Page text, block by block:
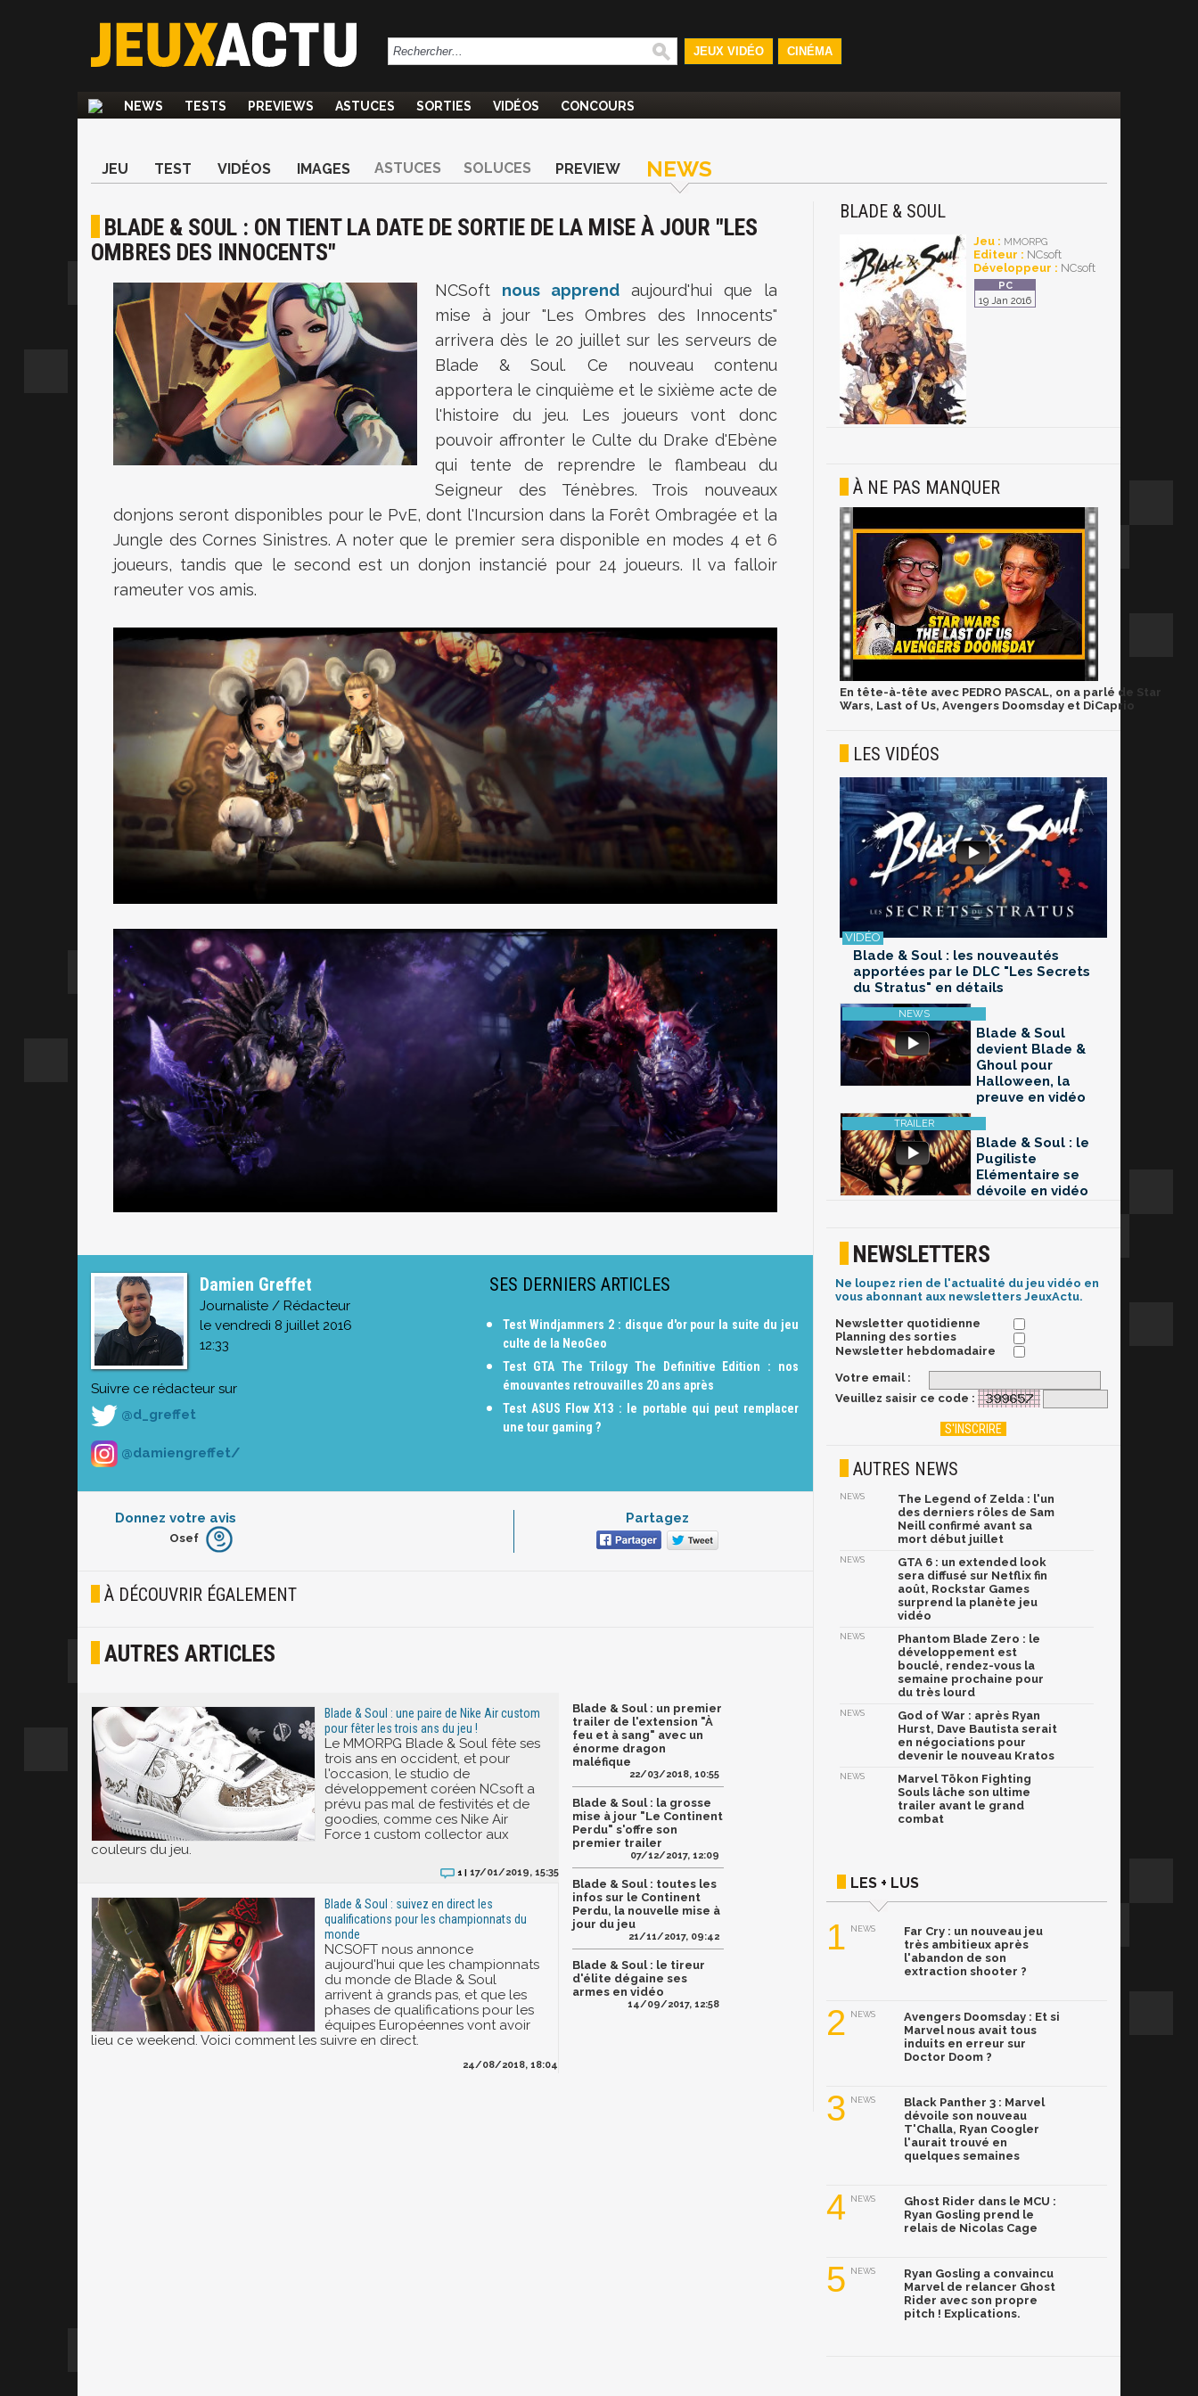
JEUX VIDÉO CINÉMA
NEWS TESTS PREVIEWS ASTUCES SORTIES VIDÉOS CONCOURS
JEU TEST VIDÉOS IMAGES ASTUCES SOLUCES PREVIEW NEWS
BLADE & SOUL : ON TIENT LA DATE DE SORTIE DE LA MISE À JOUR "LES
OMBRES DES INNOCENTS"
NCSoft nous apprend aujourd'hui que la
mise à jour "Les Ombres des Innocents"
arrivera dès le 20 juillet sur les serveurs de
Blade & Soul. Ce nouveau contenu
apportera le cinquième et le sixième acte de
l'histoire du jeu. Les joueurs vont donc
pouvoir affronter le Culte du Drake d'Ebène
qui tente de reprendre le flambeau du
Seigneur des Ténèbres. Trois nouveaux
donjons seront disponibles pour le PvE, dont l'Incursion dans la Forêt Ombragée et la
Jungle des Cornes Sinistres. A noter que le premier sera disponible en modes 4 et 6
joueurs, tandis que le second est un donjon instancié pour 24 joueurs. Il va falloir
rameuter vos amis.
Damien Greffet
Journaliste / Rédacteur
le vendredi 8 juillet 2016
12:33
Suivre ce rédacteur sur
@d_greffet
@damiengreffet/
SES DERNIERS ARTICLES
Test Windjammers 2 : disque d'or pour la suite du jeu
culte de la NeoGeo
Test GTA The Trilogy The Definitive Edition : nos
émouvantes retrouvailles 20 ans après
Test ASUS Flow X13 : le portable qui peut remplacer
une tour gaming ?
Donnez votre avis
Furieux
Joyeux
Osef
Partagez
À DÉCOUVRIR ÉGALEMENT
AUTRES ARTICLES
Blade & Soul : une paire de Nike Air custom
pour fêter les trois ans du jeu !
Le MMORPG Blade & Soul fête ses
trois ans en occident, et pour
l'occasion, le studio de
développement coréen NCsoft a
prévu pas mal de festivités et de
goodies, comme ces Nike Air
Force 1 custom collector aux
couleurs du jeu.
1 | 17/01/2019, 15:35
Blade & Soul : suivez en direct les
qualifications pour les championnats du
monde
NCSOFT nous annonce
aujourd'hui que les championnats
du monde de Blade & Soul
arrivent à grands pas, et que les
phases de qualifications pour les
équipes Européennes vont avoir
lieu ce weekend. Voici comment les suivre en direct.
24/08/2018, 18:04
Blade & Soul : un premier
trailer de l'extension "À
feu et à sang" avec un
énorme dragon
maléfique
22/03/2018, 10:55
Blade & Soul : la grosse
mise à jour "Le Continent
Perdu" s'offre son
premier trailer
07/12/2017, 12:09
Blade & Soul : toutes les
infos sur le Continent
Perdu, la nouvelle mise à
jour du jeu
21/11/2017, 09:42
Blade & Soul : le tireur
d'élite dégaine ses
armes en vidéo
14/09/2017, 12:58
BLADE & SOUL
Jeu : MMORPG
Editeur : NCsoft
Développeur : NCsoft
19 Jan 2016
À NE PAS MANQUER
En tête-à-tête avec PEDRO PASCAL, on a parlé de Star
Wars, Last of Us, Avengers Doomsday et DiCaprio
LES VIDÉOS
Blade & Soul : les nouveautés
apportées par le DLC "Les Secrets
du Stratus" en détails
Blade & Soul
devient Blade &
Ghoul pour
Halloween, la
preuve en vidéo
Blade & Soul : le
Pugiliste
Elémentaire se
dévoile en vidéo
NEWSLETTERS
Ne loupez rien de l'actualité du jeu vidéo en
vous abonnant aux newsletters JeuxActu.
Newsletter quotidienne
Planning des sorties
Newsletter hebdomadaire
Votre email :
Veuillez saisir ce code :
AUTRES NEWS
NEWS
The Legend of Zelda : l'un
des derniers rôles de Sam
Neill confirmé avant sa
mort début juillet
NEWS
GTA 6 : un extended look
sera diffusé sur Netflix fin
août, Rockstar Games
surprend la planète jeu
vidéo
NEWS
Phantom Blade Zero : le
développement est
bouclé, rendez-vous la
semaine prochaine pour
du très lourd
NEWS
God of War : après Ryan
Hurst, Dave Bautista serait
en négociations pour
devenir le nouveau Kratos
NEWS
Marvel Tōkon Fighting
Souls lâche son ultime
trailer avant le grand
combat
LES + LUS
1 NEWS
Far Cry : un nouveau jeu
très ambitieux après
l'abandon de son
extraction shooter ?
2 NEWS
Avengers Doomsday : Et si
Marvel nous avait tous
induits en erreur sur
Doctor Doom ?
3 NEWS
Black Panther 3 : Marvel
dévoile son nouveau
T'Challa, Ryan Coogler
l'aurait trouvé en
quelques semaines
4 NEWS
Ghost Rider dans le MCU :
Ryan Gosling prend le
relais de Nicolas Cage
5 NEWS
Ryan Gosling a convaincu
Marvel de relancer Ghost
Rider avec son propre
pitch ! Explications.